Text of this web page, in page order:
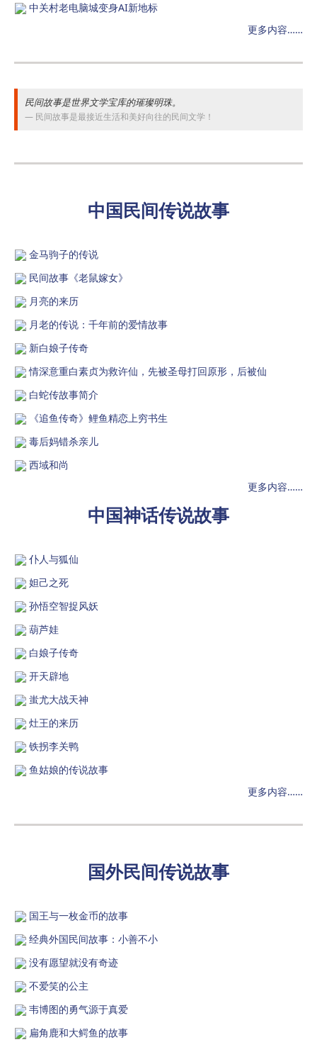
中关村老电脑城变身AI新地标
更多内容……
民间故事是世界文学宝库的璀璨明珠。
民间故事是最接近生活和美好向往的民间文学！
中国民间传说故事
金马驹子的传说
民间故事《老鼠嫁女》
月亮的来历
月老的传说：千年前的爱情故事
新白娘子传奇
情深意重白素贞为救许仙，先被圣母打回原形，后被仙
白蛇传故事简介
《追鱼传奇》鲤鱼精恋上穷书生
毒后妈错杀亲儿
西域和尚
更多内容……
中国神话传说故事
仆人与狐仙
妲己之死
孙悟空智捉风妖
葫芦娃
白娘子传奇
开天辟地
蚩尤大战天神
灶王的来历
铁拐李关鸭
鱼姑娘的传说故事
更多内容……
国外民间传说故事
国王与一枚金币的故事
经典外国民间故事：小善不小
没有愿望就没有奇迹
不爱笑的公主
韦博图的勇气源于真爱
扁角鹿和大鳄鱼的故事